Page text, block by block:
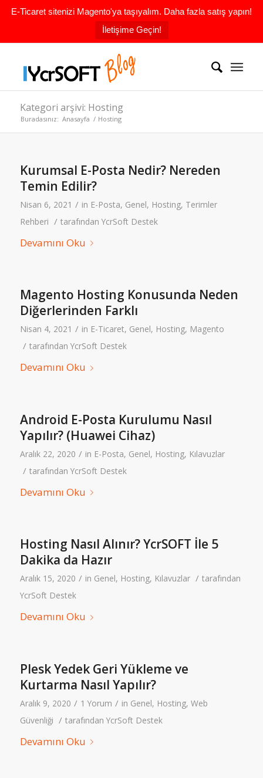
E-Ticaret sitenizi Magento'ya taşıyalım. Daha fazla satış yapın!
İletişime Geçin!
Kategori arşivi: Hosting
Buradasınız: Anasayfa / Hosting
Kurumsal E-Posta Nedir? Nereden
Temin Edilir?
Nisan 6, 2021 / in E-Posta, Genel, Hosting, Terimler
Rehberi / tarafından YcrSoft Destek
Devamını Oku
Magento Hosting Konusunda Neden
Diğerlerinden Farklı
Nisan 4, 2021 / in E-Ticaret, Genel, Hosting, Magento
/ tarafından YcrSoft Destek
Devamını Oku
Android E-Posta Kurulumu Nasıl
Yapılır? (Huawei Cihaz)
Aralık 22, 2020 / in E-Posta, Genel, Hosting, Kılavuzlar
/ tarafından YcrSoft Destek
Devamını Oku
Hosting Nasıl Alınır? YcrSOFT İle 5
Dakika da Hazır
Aralık 15, 2020 / in Genel, Hosting, Kılavuzlar / tarafından
YcrSoft Destek
Devamını Oku
Plesk Yedek Geri Yükleme ve
Kurtarma Nasıl Yapılır?
Aralık 9, 2020 / 1 Yorum / in Genel, Hosting, Web
Güvenliği / tarafından YcrSoft Destek
Devamını Oku